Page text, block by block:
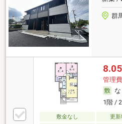
群
8.05
管理
な
1階 /
敷金なし 更新